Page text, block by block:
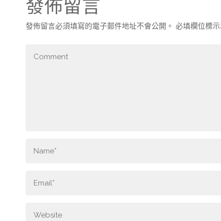
發佈留言
發佈留言必須填寫的電子郵件地址不會公開。 必填欄位標